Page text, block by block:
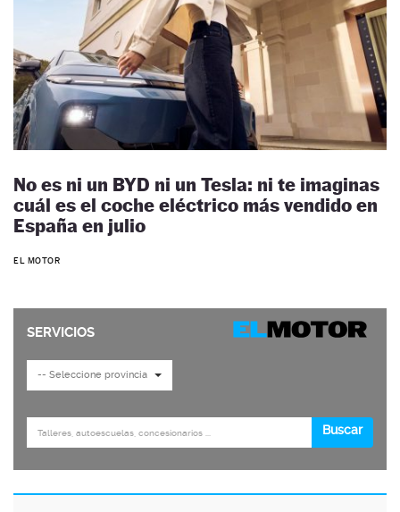
No es ni un BYD ni un Tesla: ni te imaginas
cuál es el coche eléctrico más vendido en
España en julio
EL MOTOR